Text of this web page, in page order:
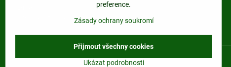
info@plastovepodkovy.cz
preference.
Zásady ochrany soukromí
Ukázat podrobnosti
Přijmout všechny cookies